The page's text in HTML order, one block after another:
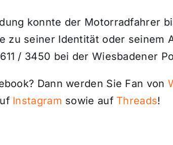
konnte der Motorradfahrer
zu seiner Identität oder seinem
/ 3450 bei der Wiesbadener
Dann werden Sie Fan von
Instagram sowie auf Threads!